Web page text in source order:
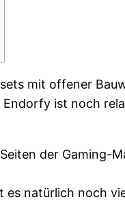
mit offener
ist noch
der Gaming-
natürlich noch